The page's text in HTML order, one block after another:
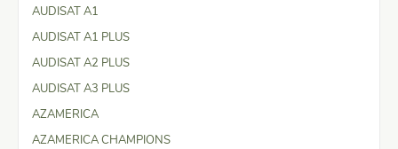
AUDISAT A1
AUDISAT A1 PLUS
AUDISAT A2 PLUS
AUDISAT A3 PLUS
AZAMERICA
AZAMERICA CHAMPIONS